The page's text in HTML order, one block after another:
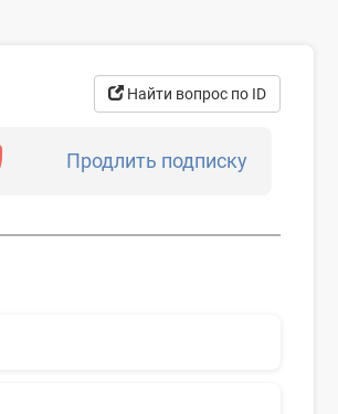
Найти вопрос по ID
Продлить подписку